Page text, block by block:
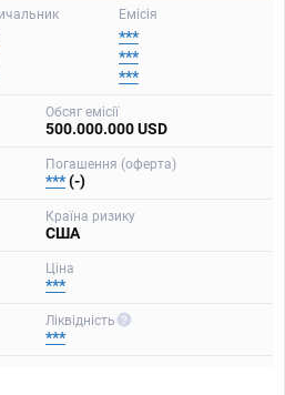
Емісія
***
***
***
Обсяг емісії
500.000.000 USD
Погашення (оферта)
***(-)
Країна ризику
США
Ціна
***
Ліквідність
***